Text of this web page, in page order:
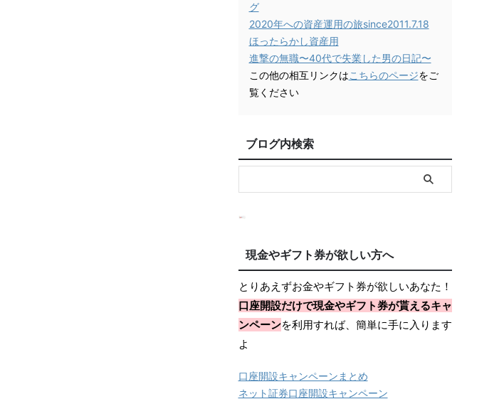
グ
2020年への資産運用の旅since2011.7.18
ほったらかし資産用
進撃の無職〜40代で失業した男の日記〜
この他の相互リンクはこちらのページをご
覧ください
ブログ内検索
現金やギフト券が欲しい方へ
とりあえずお金やギフト券が欲しいあなた！
口座開設だけで現金やギフト券が貰えるキャ
ンペーンを利用すれば、簡単に手に入ります
よ
口座開設キャンペーンまとめ
ネット証券口座開設キャンペーン